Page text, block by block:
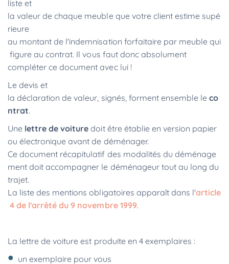
liste et
la valeur de chaque meuble que votre client estime supé
rieure
au montant de l'indemnisation forfaitaire par meuble qui
figure au contrat. Il vous faut donc absolument
compléter ce document avec lui !
Le devis et
la déclaration de valeur, signés, forment ensemble leco
ntrat.
Une lettre de voiture doit être établie en version papier
ou électronique avant de déménager.
Ce document récapitulatif des modalités du déménage
ment doit accompagner le déménageur tout au long du
trajet.
La liste des mentions obligatoires apparaît dans l'article
4 de l'arrêté du 9 novembre 1999.
La lettre de voiture est produite en 4 exemplaires :
un exemplaire pour vous